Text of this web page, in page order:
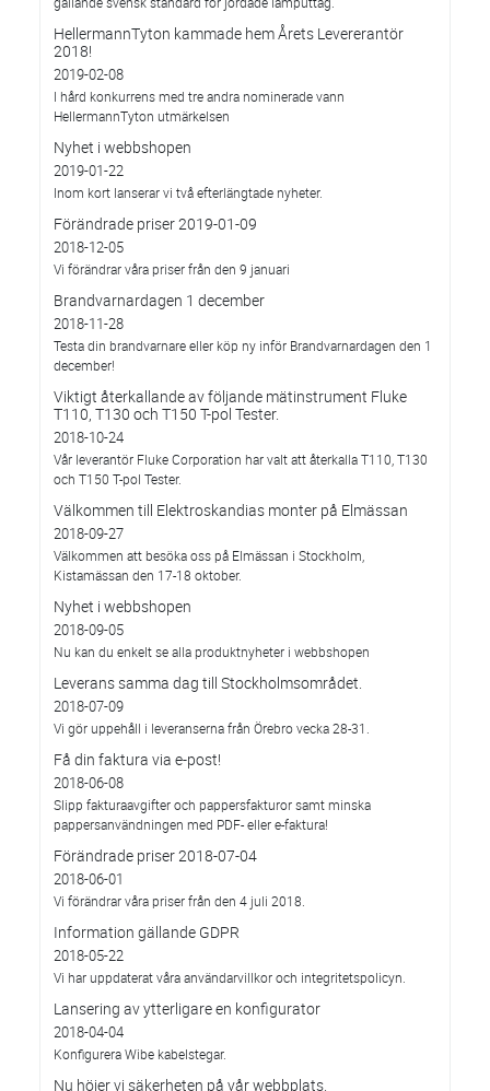
HellermannTyton kammade hem Årets Levererantör
2018!
2019-02-08
I hård konkurrens med tre andra nominerade vann
HellermannTyton utmärkelsen
Nyhet i webbshopen
2019-01-22
Inom kort lanserar vi två efterlängtade nyheter.
Förändrade priser 2019-01-09
2018-12-05
Vi förändrar våra priser från den 9 januari
Brandvarnardagen 1 december
2018-11-28
Testa din brandvarnare eller köp ny inför Brandvarnardagen den 1
december!
Viktigt återkallande av följande mätinstrument Fluke
T110, T130 och T150 T-pol Tester.
2018-10-24
Vår leverantör Fluke Corporation har valt att återkalla T110, T130
och T150 T-pol Tester.
Välkommen till Elektroskandias monter på Elmässan
2018-09-27
Välkommen att besöka oss på Elmässan i Stockholm,
Kistamässan den 17-18 oktober.
Nyhet i webbshopen
2018-09-05
Nu kan du enkelt se alla produktnyheter i webbshopen
Leverans samma dag till Stockholmsområdet.
2018-07-09
Vi gör uppehåll i leveranserna från Örebro vecka 28-31.
Få din faktura via e-post!
2018-06-08
Slipp fakturaavgifter och pappersfakturor samt minska
pappersanvändningen med PDF- eller e-faktura!
Förändrade priser 2018-07-04
2018-06-01
Vi förändrar våra priser från den 4 juli 2018.
Information gällande GDPR
2018-05-22
Vi har uppdaterat våra användarvillkor och integritetspolicyn.
Lansering av ytterligare en konfigurator
2018-04-04
Konfigurera Wibe kabelstegar.
Nu höjer vi säkerheten på vår webbplats.